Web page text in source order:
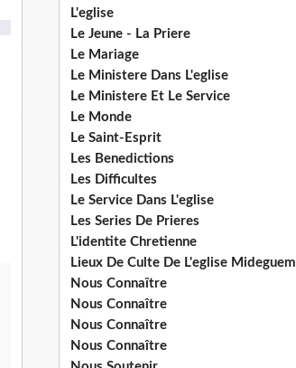
L'eglise
Le Jeune - La Priere
Le Mariage
Le Ministere Dans L'eglise
Le Ministere Et Le Service
Le Monde
Le Saint-Esprit
Les Benedictions
Les Difficultes
Le Service Dans L'eglise
Les Series De Prieres
L'identite Chretienne
Lieux De Culte De L'eglise Mideguem
Nous Connaître
Nous Connaître
Nous Connaître
Nous Connaître